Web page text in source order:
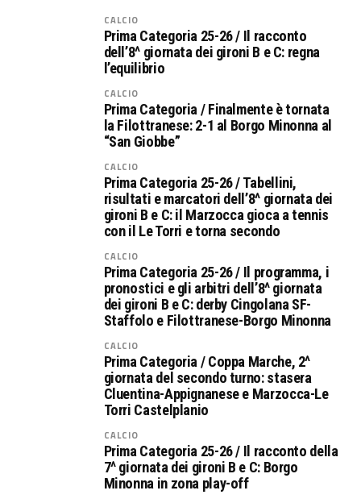
CALCIO
Prima Categoria 25-26 / Il racconto
dell’8^ giornata dei gironi B e C: regna
l’equilibrio
CALCIO
Prima Categoria / Finalmente è tornata
la Filottranese: 2-1 al Borgo Minonna al
“San Giobbe”
CALCIO
Prima Categoria 25-26 / Tabellini,
risultati e marcatori dell’8^ giornata dei
gironi B e C: il Marzocca gioca a tennis
con il Le Torri e torna secondo
CALCIO
Prima Categoria 25-26 / Il programma, i
pronostici e gli arbitri dell’8^ giornata
dei gironi B e C: derby Cingolana SF-
Staffolo e Filottranese-Borgo Minonna
CALCIO
Prima Categoria / Coppa Marche, 2^
giornata del secondo turno: stasera
Cluentina-Appignanese e Marzocca-Le
Torri Castelplanio
CALCIO
Prima Categoria 25-26 / Il racconto della
7^ giornata dei gironi B e C: Borgo
Minonna in zona play-off